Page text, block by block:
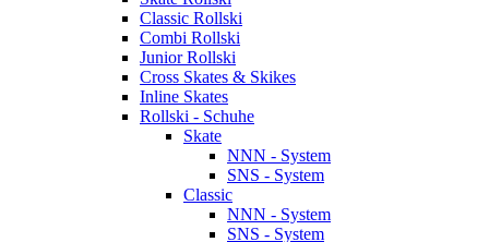
Classic Rollski
Combi Rollski
Junior Rollski
Cross Skates & Skikes
Inline Skates
Rollski - Schuhe
Skate
NNN - System
SNS - System
Classic
NNN - System
SNS - System